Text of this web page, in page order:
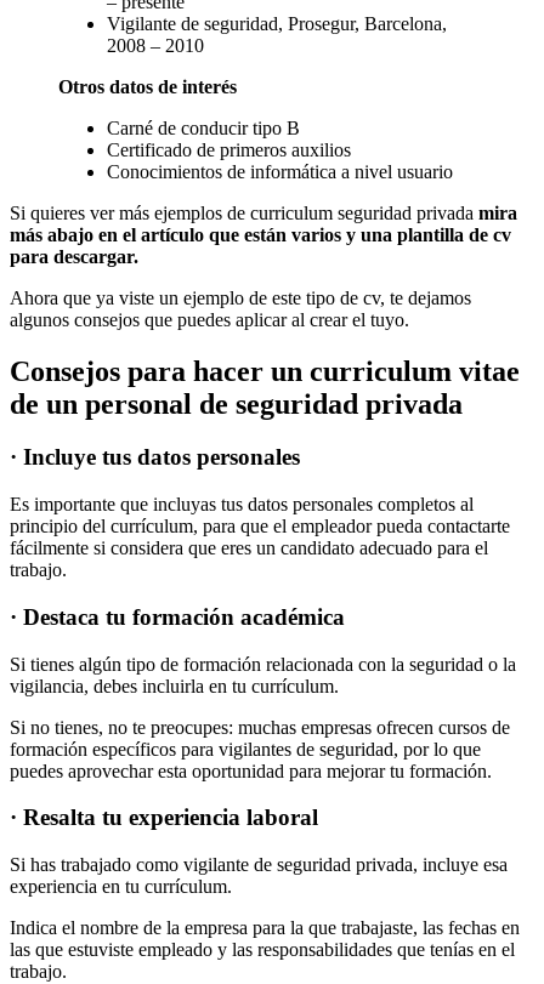
Vigilante de seguridad, Prosegur, Barcelona,
2008 – 2010
Otros datos de interés
Carné de conducir tipo B
Certificado de primeros auxilios
Conocimientos de informática a nivel usuario
Si quieres ver más ejemplos de curriculum seguridad privada mira
más abajo en el artículo que están varios y una plantilla de cv
para descargar.
Ahora que ya viste un ejemplo de este tipo de cv, te dejamos
algunos consejos que puedes aplicar al crear el tuyo.
Consejos para hacer un curriculum vitae
de un personal de seguridad privada
· Incluye tus datos personales
Es importante que incluyas tus datos personales completos al
principio del currículum, para que el empleador pueda contactarte
fácilmente si considera que eres un candidato adecuado para el
trabajo.
· Destaca tu formación académica
Si tienes algún tipo de formación relacionada con la seguridad o la
vigilancia, debes incluirla en tu currículum.
Si no tienes, no te preocupes: muchas empresas ofrecen cursos de
formación específicos para vigilantes de seguridad, por lo que
puedes aprovechar esta oportunidad para mejorar tu formación.
· Resalta tu experiencia laboral
Si has trabajado como vigilante de seguridad privada, incluye esa
experiencia en tu currículum.
Indica el nombre de la empresa para la que trabajaste, las fechas en
las que estuviste empleado y las responsabilidades que tenías en el
trabajo.